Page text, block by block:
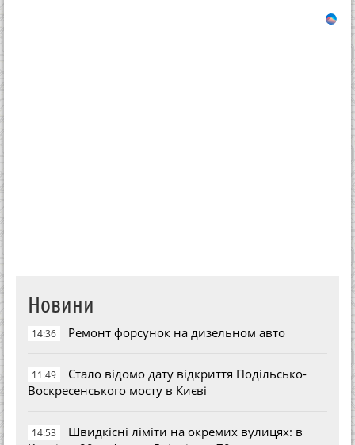
Новини
14:36 Ремонт форсунок на дизельном авто
11:49
Стало відомо дату відкриття Подільсько-
Воскресенського мосту в Києві
14:53
Швидкісні ліміти на окремих вулицях: в